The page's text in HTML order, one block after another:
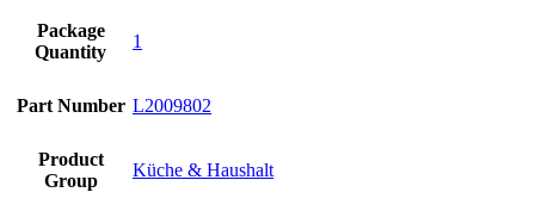
Package
Quantity
1
Part Number L2009802
Product
Group
Küche & Haushalt